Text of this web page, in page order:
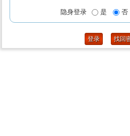
隐身登录 是 否